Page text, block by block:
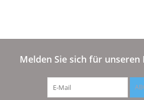
Melden Sie sich für